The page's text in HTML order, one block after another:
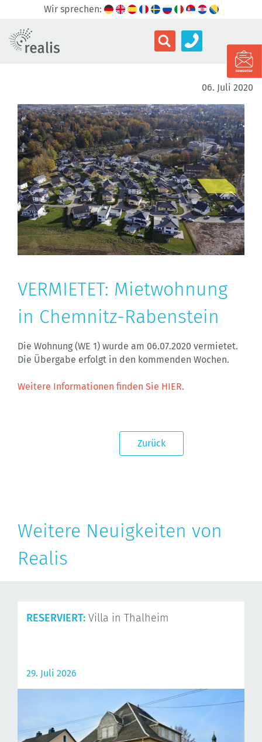
Wir sprechen:
06. Juli 2020
VERMIETET: Mietwohnung
in Chemnitz-Rabenstein
Die Wohnung (WE 1) wurde am 06.07.2020 vermietet.
Die Übergabe erfolgt in den kommenden Wochen.
Weitere Informationen finden Sie HIER.
Zurück
Weitere Neuigkeiten von
Realis
RESERVIERT: Villa in Thalheim
29. Juli 2026